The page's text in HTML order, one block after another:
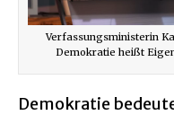
Verfassungsministerin
Demokratie heißt
Demokratie